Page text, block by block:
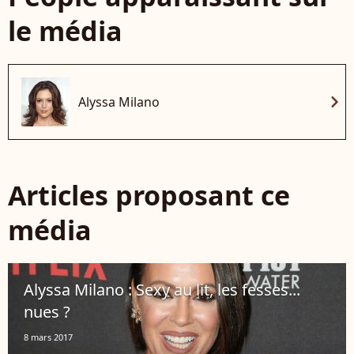
le média
Alyssa Milano chevron_right
Articles proposant ce
média
Alyssa Milano : Sexy au lit, les fesses...
nues ?
8 mars 2017